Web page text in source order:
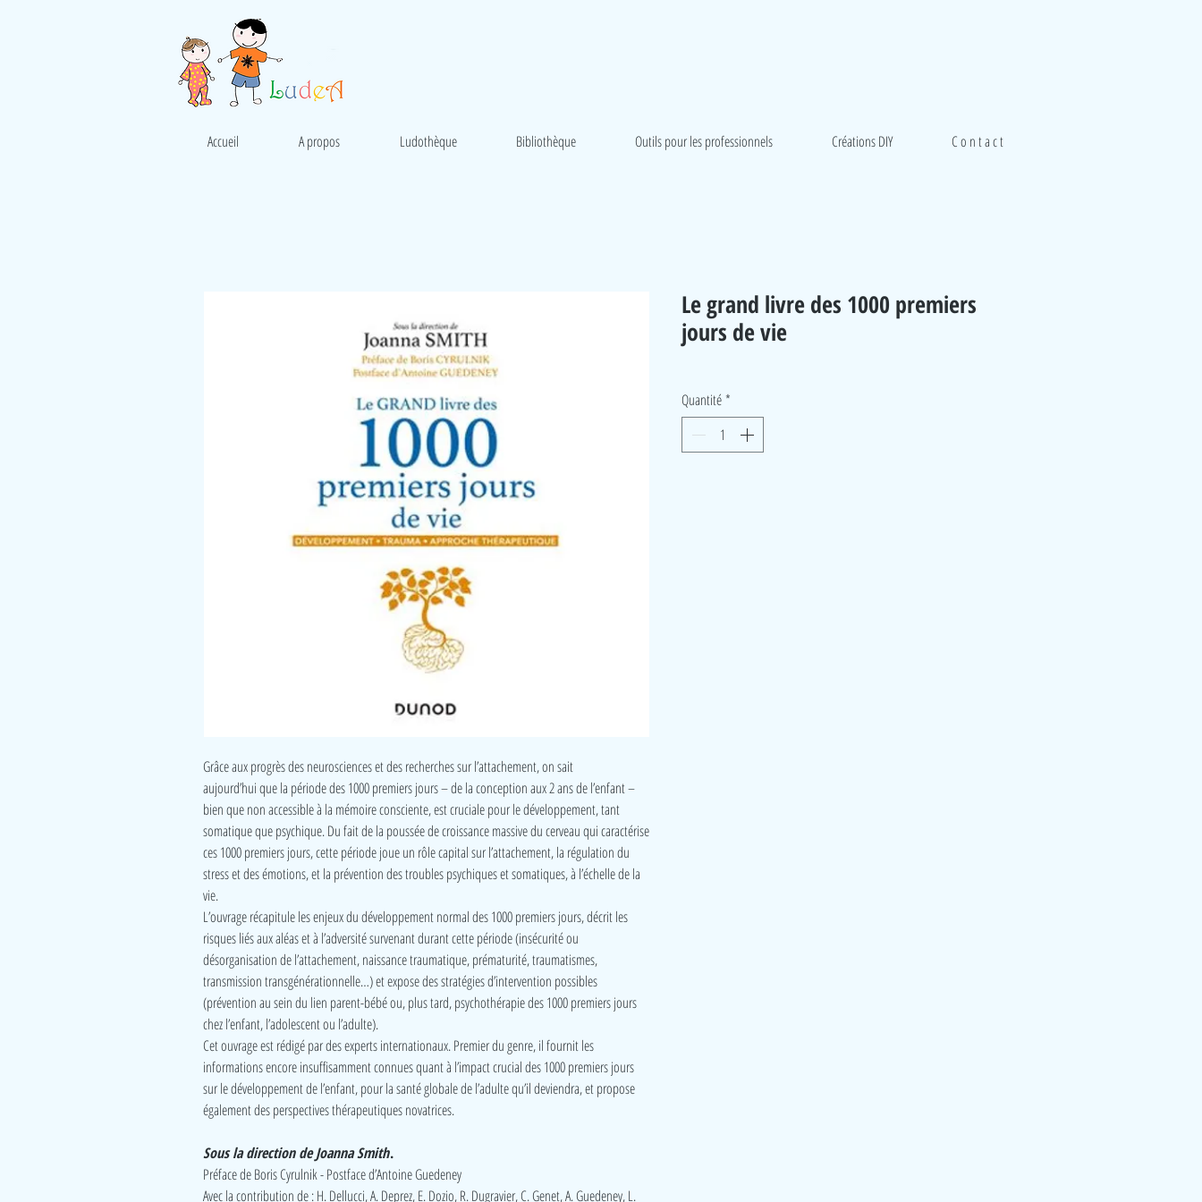
Accueil A propos Ludothèque Bibliothèque Outils pour les professionnels Créations DIY C o n t a c t
Grâce aux progrès des neurosciences et des recherches sur l’attachement, on sait
aujourd’hui que la période des 1000 premiers jours – de la conception aux 2 ans de l’enfant –
bien que non accessible à la mémoire consciente, est cruciale pour le développement, tant
somatique que psychique. Du fait de la poussée de croissance massive du cerveau qui caractérise
ces 1000 premiers jours, cette période joue un rôle capital sur l’attachement, la régulation du
stress et des émotions, et la prévention des troubles psychiques et somatiques, à l’échelle de la
vie.
L’ouvrage récapitule les enjeux du développement normal des 1000 premiers jours, décrit les
risques liés aux aléas et à l’adversité survenant durant cette période (insécurité ou
désorganisation de l’attachement, naissance traumatique, prématurité, traumatismes,
transmission transgénérationnelle…) et expose des stratégies d’intervention possibles
(prévention au sein du lien parent-bébé ou, plus tard, psychothérapie des 1000 premiers jours
chez l’enfant, l’adolescent ou l’adulte).
Cet ouvrage est rédigé par des experts internationaux. Premier du genre, il fournit les
informations encore insuffisamment connues quant à l’impact crucial des 1000 premiers jours
sur le développement de l’enfant, pour la santé globale de l’adulte qu’il deviendra, et propose
également des perspectives thérapeutiques novatrices.
Sous la direction de Joanna Smith.
Préface de Boris Cyrulnik - Postface d’Antoine Guedeney
Avec la contribution de : H. Dellucci, A. Deprez, E. Dozio, R. Dugravier, C. Genet, A. Guedeney, L.
Le grand livre des 1000 premiers
jours de vie
Quantité *